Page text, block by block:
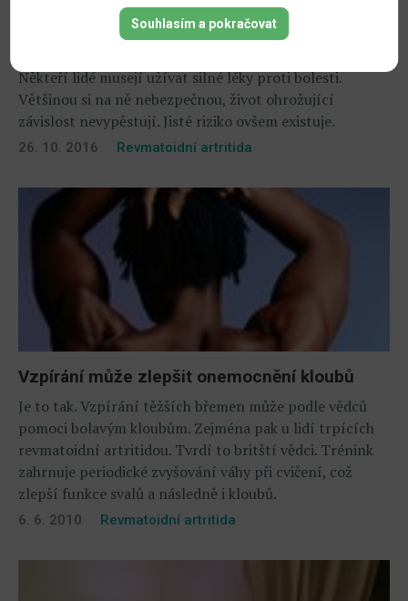
Někteří lidé musejí užívat silné léky proti bolesti.
Většinou si na ně nebezpečnou, život ohrožující
závislost nevypěstují. Jisté riziko ovšem existuje.
26. 10. 2016 Revmatoidní artritida
Vzpírání může zlepšit onemocnění kloubů
Je to tak. Vzpírání těžších břemen může podle vědců
pomoci bolavým kloubům. Zejména pak u lidí trpících
revmatoidní artritidou. Tvrdí to britští vědci. Trénink
zahrnuje periodické zvyšování váhy při cvičení, což
zlepší funkce svalů a následně i kloubů.
6. 6. 2010 Revmatoidní artritida
Souhlasím a pokračovat